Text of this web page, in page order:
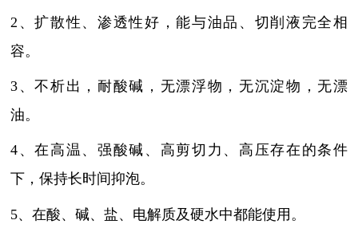
2、扩散性、渗透性好，能与油品、切削液完全相
容。
3、不析出，耐酸碱，无漂浮物，无沉淀物，无漂
油。
4、在高温、强酸碱、高剪切力、高压存在的条件
下，保持长时间抑泡。
5、在酸、碱、盐、电解质及硬水中都能使用。